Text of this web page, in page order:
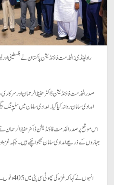
صدر الخدمت فاؤنڈیشن ڈاکٹر حفیظ الرحمان اور سرکاری
امدادی سامان روانہ کیا گیا۔ امدادی سامان میں
اس موقع پر صدر الخدمت فاؤنڈیشن ڈاکٹر حفیظ الرحمان
جہازوں کے ذریعے امدادی سامان بھجوا چکے ہیں۔ جبکہ غزہ